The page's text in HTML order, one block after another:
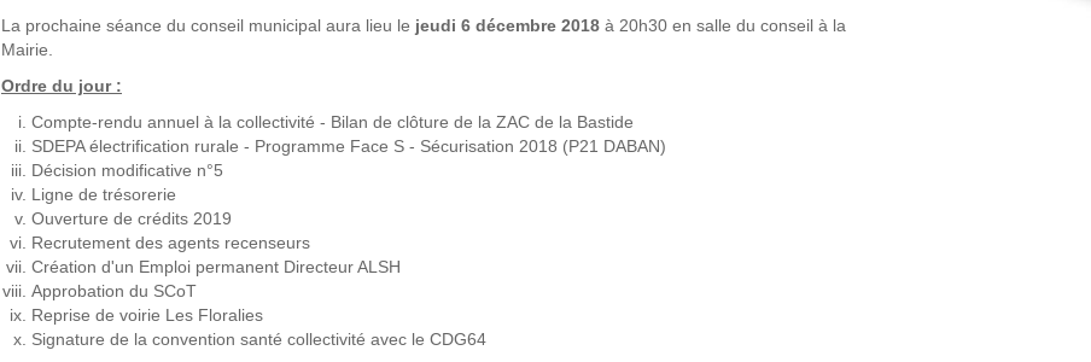
La prochaine séance du conseil municipal aura lieu le jeudi 6 décembre 2018 à 20h30 en salle du conseil à la
Mairie.
Ordre du jour :
Compte-rendu annuel à la collectivité - Bilan de clôture de la ZAC de la Bastide
SDEPA électrification rurale - Programme Face S - Sécurisation 2018 (P21 DABAN)
Décision modificative n°5
Ligne de trésorerie
Ouverture de crédits 2019
Recrutement des agents recenseurs
Création d'un Emploi permanent Directeur ALSH
Approbation du SCoT
Reprise de voirie Les Floralies
Signature de la convention santé collectivité avec le CDG64